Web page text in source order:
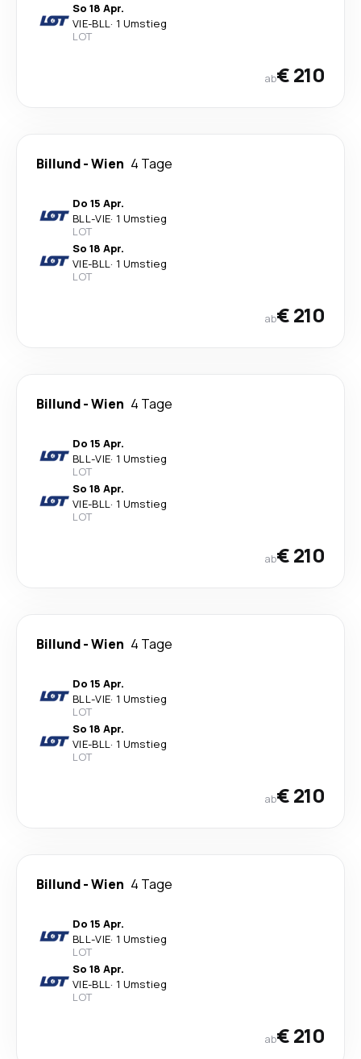
So 18 Apr.
VIE-BLL· 1 Umstieg
LOT
ab€ 210
Billund-Wien 4 Tage
Do 15 Apr.
BLL-VIE· 1 Umstieg
LOT
So 18 Apr.
VIE-BLL· 1 Umstieg
LOT
ab€ 210
Billund-Wien 4 Tage
Do 15 Apr.
BLL-VIE· 1 Umstieg
LOT
So 18 Apr.
VIE-BLL· 1 Umstieg
LOT
ab€ 210
Billund-Wien 4 Tage
Do 15 Apr.
BLL-VIE· 1 Umstieg
LOT
So 18 Apr.
VIE-BLL· 1 Umstieg
LOT
ab€ 210
Billund-Wien 4 Tage
Do 15 Apr.
BLL-VIE· 1 Umstieg
LOT
So 18 Apr.
VIE-BLL· 1 Umstieg
LOT
ab€ 210